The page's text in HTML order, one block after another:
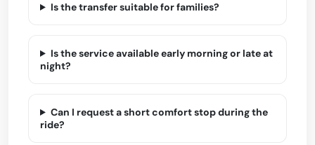
Is the transfer suitable for families?
Is the service available early morning or late at
night?
Can I request a short comfort stop during the
ride?